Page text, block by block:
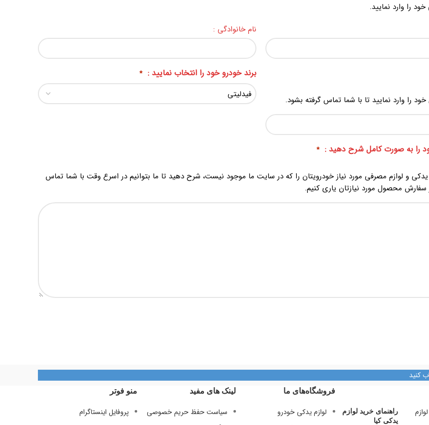
را وارد نمایید.
نام خانوادگی :
را وارد نمایید تا با شما تماس گرفته بشود.
برند خودرو خود را انتخاب نمایید : *
را به صورت کامل شرح دهید : *
یدکی و لوازم مصرفی مورد نیاز خودرویتان را که در سایت ما موجود نیست، شرح دهید تا ما بتوانیم در اسرع وقت با شما تماس
سفارش محصول مورد نیازتان یاری کنیم.
کنید
راهنمای خرید لوازم
یدکی کیا
فروشگاه‌های ما
لوازم یدکی خودرو
لینک های مفید
سیاست حفظ حریم خصوصی
منو فوتر
پروفایل اینستاگرام